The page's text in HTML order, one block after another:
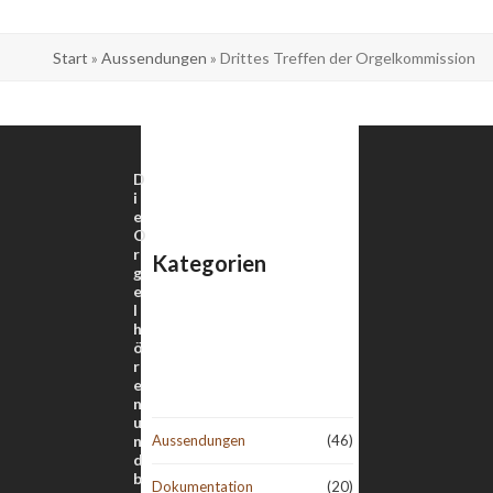
Start » Aussendungen » Drittes Treffen der Orgelkommission
Kategorien
Aussendungen (46)
Dokumentation (20)
D
i
e
O
r
g
e
l
h
ö
r
e
n
u
n
d
b